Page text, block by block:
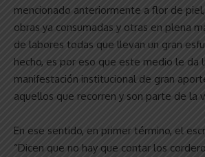
mencionado anteriormente a flor de
obras ya consumadas y otras en plena
de labores todas que llevan un gran
hecho, es por eso que este medio le da
manifestación institucional de gran
aquellos que recorren y son parte de la
En ese sentido, en primer término, el
“Dicen que no hay que contar los